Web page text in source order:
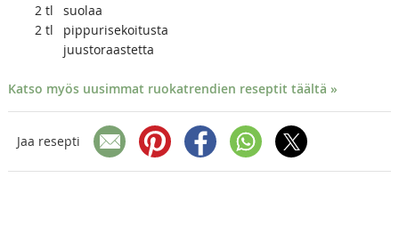
2 tl
suolaa
2 tl
pippurisekoitusta
juustoraastetta
Katso myös uusimmat ruokatrendien reseptit täältä »
Jaa resepti